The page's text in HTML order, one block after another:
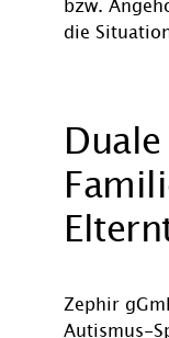
bzw.
die
Zephir
Autismus-